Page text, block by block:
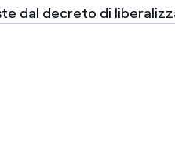
dal decreto di